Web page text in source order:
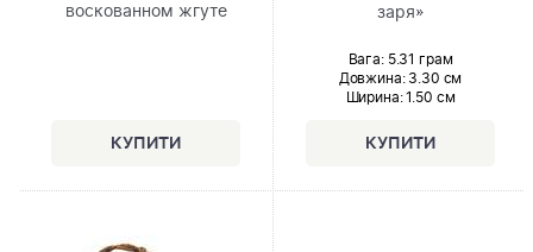
воскованном жгуте
заря»
Вага: 5.31 грам
Довжина:3.30 см
Ширина: 1.50 см